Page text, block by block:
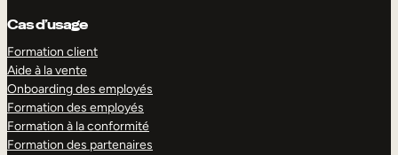
Cas d’usage
Formation client
Aide à la vente
Onboarding des employés
Formation des employés
Formation à la conformité
Formation des partenaires